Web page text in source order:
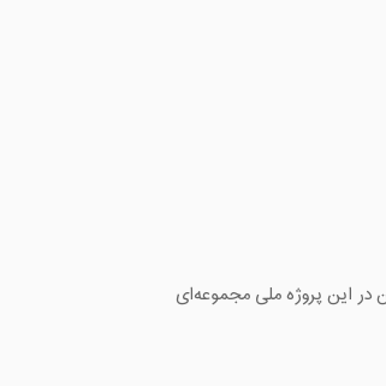
در این پروژه ملی مجموعه‌ای